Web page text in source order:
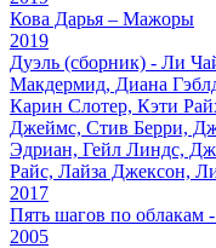
Кова Дарья – Мажоры
2019
Дуэль (сборник) - Ли
Макдермид, Диана
Карин Слотер, Кэти
Джеймс, Стив Берри,
Эдриан, Гейл Линдс,
Райс, Лайза Джексон,
2017
Пять шагов по облакам
2005